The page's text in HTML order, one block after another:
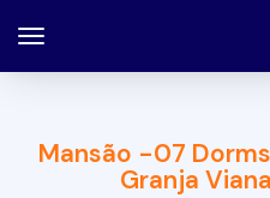
Mansão -07
Granja